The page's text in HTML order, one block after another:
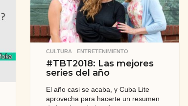
á
s
CULTURA ,ENTRETENIMIENTO
#TBT2018: Las mejores
series del año
El año casi se acaba, y Cuba Lite
aprovecha para hacerte un resumen